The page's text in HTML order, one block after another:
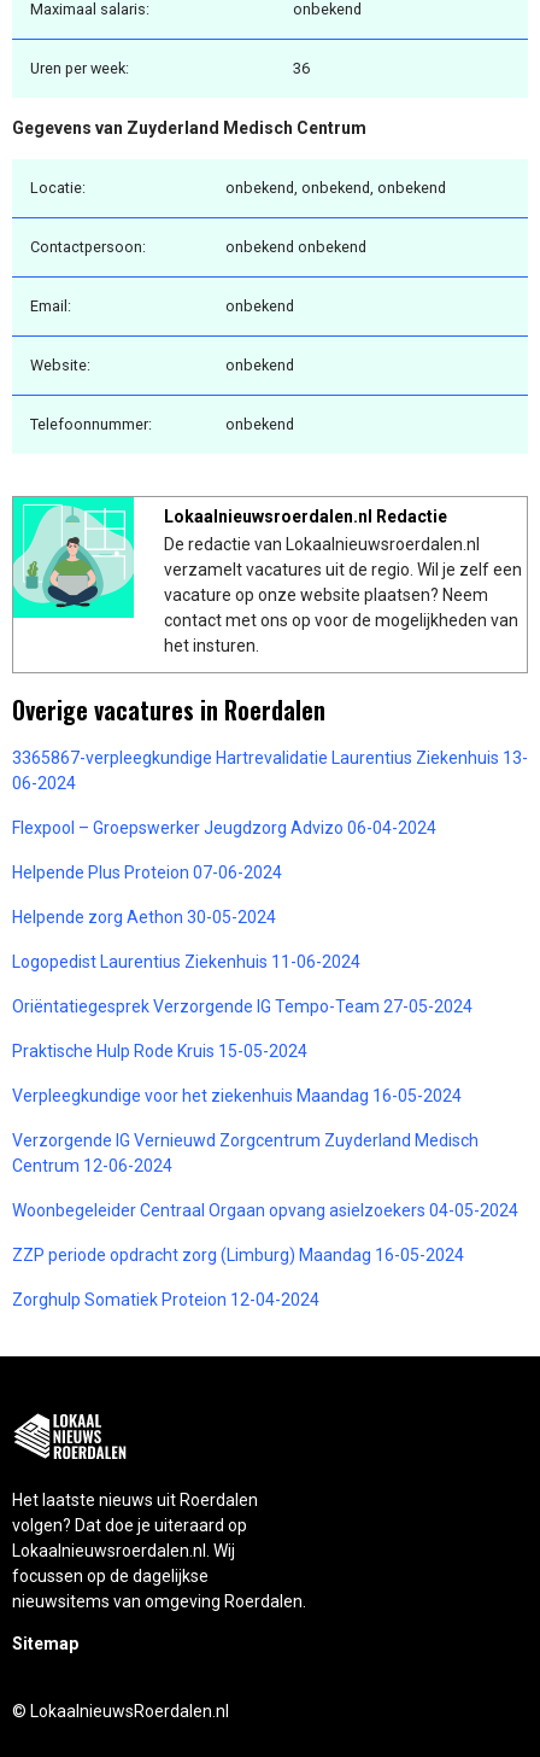
Maximaal salaris: onbekend
Uren per week: 36
Gegevens van Zuyderland Medisch Centrum
Locatie: onbekend, onbekend, onbekend
Contactpersoon: onbekend onbekend
Email: onbekend
Website: onbekend
Telefoonnummer: onbekend
Lokaalnieuwsroerdalen.nl Redactie
De redactie van Lokaalnieuwsroerdalen.nl
verzamelt vacatures uit de regio. Wil je zelf een
vacature op onze website plaatsen? Neem
contact met ons op voor de mogelijkheden van
het insturen.
Overige vacatures in Roerdalen
3365867-verpleegkundige Hartrevalidatie Laurentius Ziekenhuis 13-
06-2024
Flexpool – Groepswerker Jeugdzorg Advizo 06-04-2024
Helpende Plus Proteion 07-06-2024
Helpende zorg Aethon 30-05-2024
Logopedist Laurentius Ziekenhuis 11-06-2024
Oriëntatiegesprek Verzorgende IG Tempo-Team 27-05-2024
Praktische Hulp Rode Kruis 15-05-2024
Verpleegkundige voor het ziekenhuis Maandag 16-05-2024
Verzorgende IG Vernieuwd Zorgcentrum Zuyderland Medisch
Centrum 12-06-2024
Woonbegeleider Centraal Orgaan opvang asielzoekers 04-05-2024
ZZP periode opdracht zorg (Limburg) Maandag 16-05-2024
Zorghulp Somatiek Proteion 12-04-2024
Het laatste nieuws uit Roerdalen
volgen? Dat doe je uiteraard op
Lokaalnieuwsroerdalen.nl. Wij
focussen op de dagelijkse
nieuwsitems van omgeving Roerdalen.
Sitemap
© LokaalnieuwsRoerdalen.nl